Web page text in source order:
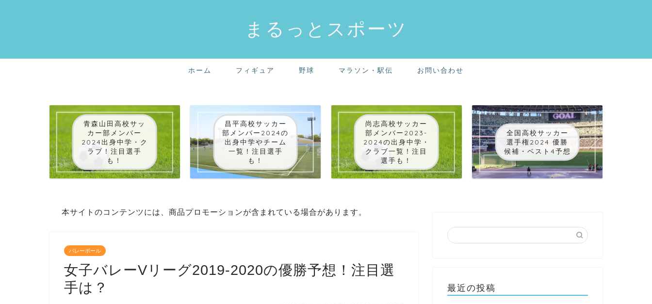
まるっとスポーツ
ホーム フィギュア 野球 マラソン・駅伝 お問い合わせ
青森山田高校サッ
カー部メンバー
2024出身中学・ク
ラブ！注目選手
も！
昌平高校サッカー
部メンバー2024の
出身中学やチーム
一覧！注目選手
も！
尚志高校サッカー
部メンバー2023-
2024の出身中学・
クラブ一覧！注目
選手も！
全国高校サッカー
選手権2024 優勝
候補・ベスト4予想
本サイトのコンテンツには、商品プロモーションが含まれている場合があります。
バレーボール
女子バレーVリーグ2019-2020の優勝予想！注目選
手は？
最近の投稿